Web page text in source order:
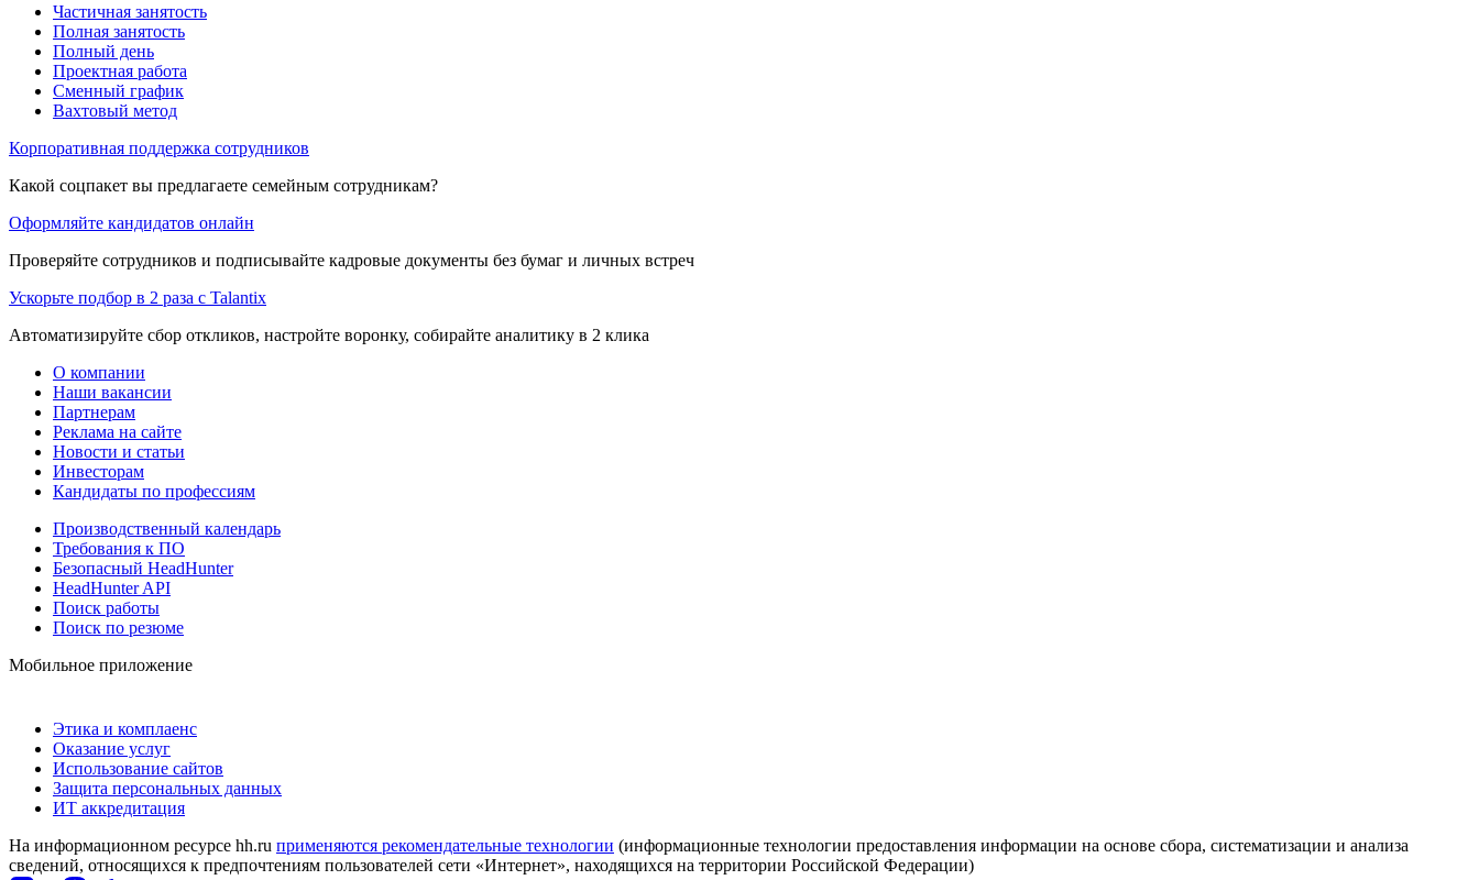
Частичная занятость
Полная занятость
Полный день
Проектная работа
Сменный график
Вахтовый метод
Корпоративная поддержка сотрудников
Какой соцпакет вы предлагаете семейным сотрудникам?
Оформляйте кандидатов онлайн
Проверяйте сотрудников и подписывайте кадровые документы без бумаг и личных встреч
Ускорьте подбор в 2 раза с Talantix
Автоматизируйте сбор откликов, настройте воронку, собирайте аналитику в 2 клика
О компании
Наши вакансии
Партнерам
Реклама на сайте
Новости и статьи
Инвесторам
Кандидаты по профессиям
Производственный календарь
Требования к ПО
Безопасный HeadHunter
HeadHunter API
Поиск работы
Поиск по резюме
Мобильное приложение
Этика и комплаенс
Оказание услуг
Использование сайтов
Защита персональных данных
ИТ аккредитация
На информационном ресурсе hh.ru применяются рекомендательные технологии (информационные технологии предоставления информации на основе сбора, систематизации и анализа
сведений, относящихся к предпочтениям пользователей сети «Интернет», находящихся на территории Российской Федерации)